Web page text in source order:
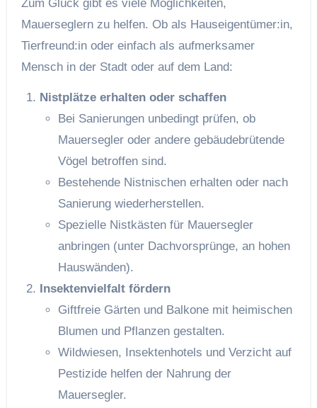
Zum Glück gibt es viele Möglichkeiten,
Mauerseglern zu helfen. Ob als Hauseigentümer:in,
Tierfreund:in oder einfach als aufmerksamer
Mensch in der Stadt oder auf dem Land:
Nistplätze erhalten oder schaffen
Bei Sanierungen unbedingt prüfen, ob
Mauersegler oder andere gebäudebrütende
Vögel betroffen sind.
Bestehende Nistnischen erhalten oder nach
Sanierung wiederherstellen.
Spezielle Nistkästen für Mauersegler
anbringen (unter Dachvorsprünge, an hohen
Hauswänden).
Insektenvielfalt fördern
Giftfreie Gärten und Balkone mit heimischen
Blumen und Pflanzen gestalten.
Wildwiesen, Insektenhotels und Verzicht auf
Pestizide helfen der Nahrung der
Mauersegler.